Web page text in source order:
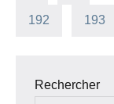
des
192 193
Rechercher